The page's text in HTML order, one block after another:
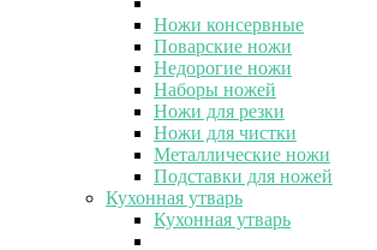
Ножи консервные
Поварские ножи
Недорогие ножи
Наборы ножей
Ножи для резки
Ножи для чистки
Металлические ножи
Подставки для ножей
Кухонная утварь
Кухонная утварь